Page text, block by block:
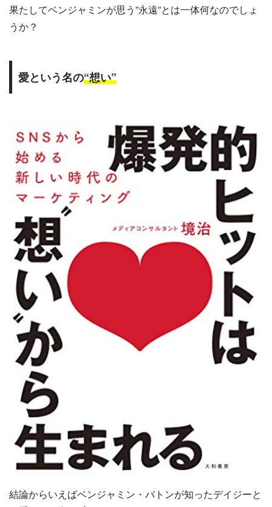
果たしてベンジャミンが思う”永遠”とは一体何なのでしょ
うか？
愛という名の“想い”
結論からいえばベンジャミン・バトンが知ったデイジーと